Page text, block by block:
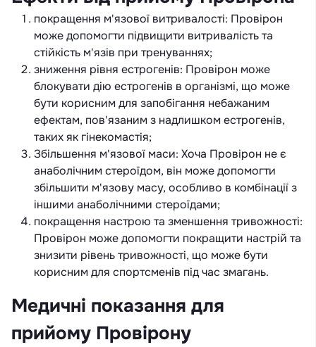
покращення м'язової витривалості: Провірон
може допомогти підвищити витривалість та
стійкість м'язів при тренуваннях;
зниження рівня естрогенів: Провірон може
блокувати дію естрогенів в організмі, що може
бути корисним для запобігання небажаним
ефектам, пов'язаним з надлишком естрогенів,
таких як гінекомастія;
Збільшення м'язової маси: Хоча Провірон не є
анаболічним стероїдом, він може допомогти
збільшити м'язову масу, особливо в комбінації з
іншими анаболічними стероїдами;
покращення настрою та зменшення тривожності:
Провірон може допомогти покращити настрій та
знизити рівень тривожності, що може бути
корисним для спортсменів під час змагань.
Медичні показання для
прийому Провірону